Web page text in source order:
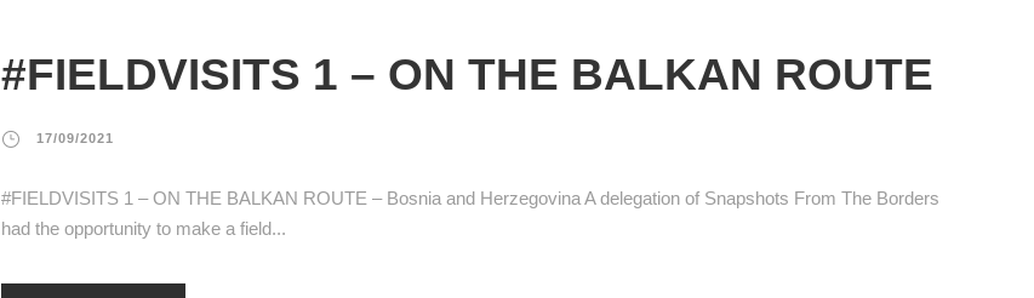
#FIELDVISITS 1 – ON THE BALKAN ROUTE
17/09/2021
#FIELDVISITS 1 – ON THE BALKAN ROUTE – Bosnia and Herzegovina A delegation of Snapshots From The Borders
had the opportunity to make a field...